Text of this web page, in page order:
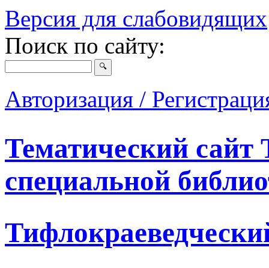
Версия для слабовидящих
Поиск по сайту:
Авторизация /
Тематический сайт
специальной